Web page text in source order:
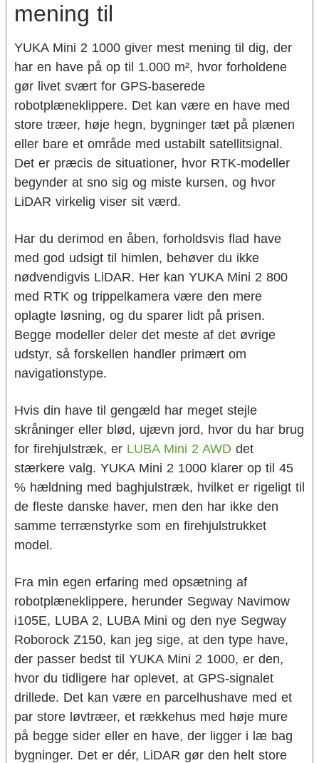
mening til
YUKA Mini 2 1000 giver mest mening til dig, der
har en have på op til 1.000 m², hvor forholdene
gør livet svært for GPS-baserede
robotplæneklippere. Det kan være en have med
store træer, høje hegn, bygninger tæt på plænen
eller bare et område med ustabilt satellitsignal.
Det er præcis de situationer, hvor RTK-modeller
begynder at sno sig og miste kursen, og hvor
LiDAR virkelig viser sit værd.
Har du derimod en åben, forholdsvis flad have
med god udsigt til himlen, behøver du ikke
nødvendigvis LiDAR. Her kan YUKA Mini 2 800
med RTK og trippelkamera være den mere
oplagte løsning, og du sparer lidt på prisen.
Begge modeller deler det meste af det øvrige
udstyr, så forskellen handler primært om
navigationstype.
Hvis din have til gengæld har meget stejle
skråninger eller blød, ujævn jord, hvor du har brug
for firehjulstræk, er LUBA Mini 2 AWD det
stærkere valg. YUKA Mini 2 1000 klarer op til 45
% hældning med baghjulstræk, hvilket er rigeligt til
de fleste danske haver, men den har ikke den
samme terrænstyrke som en firehjulstrukket
model.
Fra min egen erfaring med opsætning af
robotplæneklippere, herunder Segway Navimow
i105E, LUBA 2, LUBA Mini og den nye Segway
Roborock Z150, kan jeg sige, at den type have,
der passer bedst til YUKA Mini 2 1000, er den,
hvor du tidligere har oplevet, at GPS-signalet
drillede. Det kan være en parcelhushave med et
par store løvtræer, et rækkehus med høje mure
på begge sider eller en have, der ligger i læ bag
bygninger. Det er dér, LiDAR gør den helt store